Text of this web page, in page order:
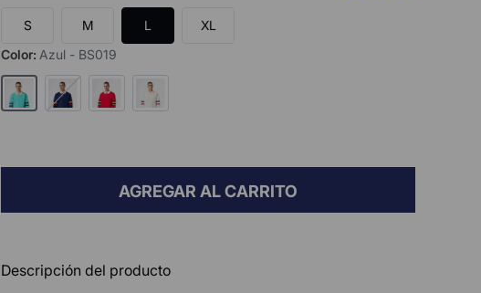
S M L XL
Color: Azul - BS019
AGREGAR AL CARRITO
Descripción del producto